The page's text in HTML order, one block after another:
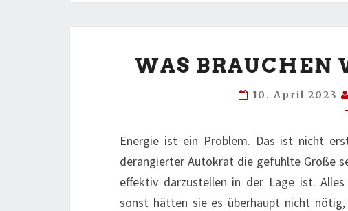
WAS BRAUCHEN
10. April 2023
Energie ist ein Problem. Das ist nicht
derangierter Autokrat die gefühlte Größe
effektiv darzustellen in der Lage ist.
sonst hätten sie es überhaupt nicht